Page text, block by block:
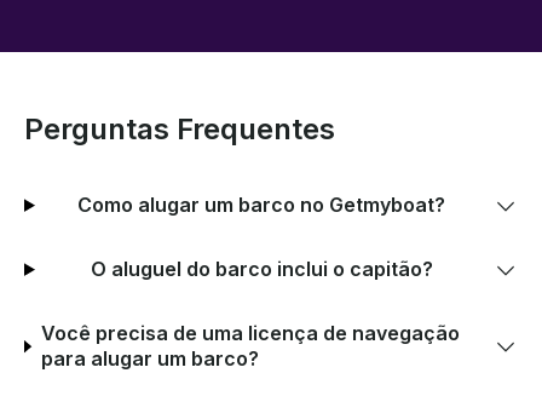
Perguntas Frequentes
Como alugar um barco no Getmyboat?
O aluguel do barco inclui o capitão?
Você precisa de uma licença de navegação
para alugar um barco?